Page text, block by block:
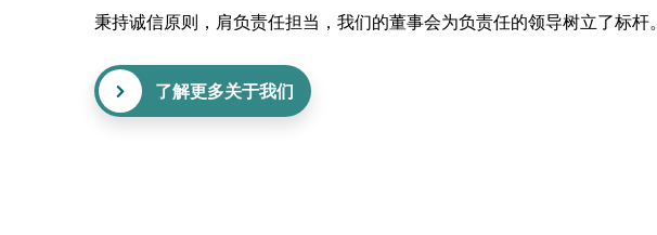
秉持诚信原则，肩负责任担当，我们的董事会为负责任的领导树立了标杆。
了解更多关于我们